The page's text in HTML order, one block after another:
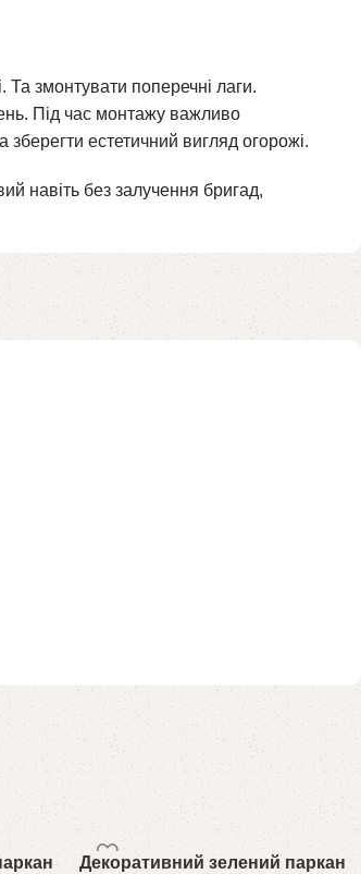
Та змонтувати поперечні лаги.
Під час монтажу важливо
естетичний вигляд огорожі.
навіть без залучення бригад,
Декоративний зелений паркан